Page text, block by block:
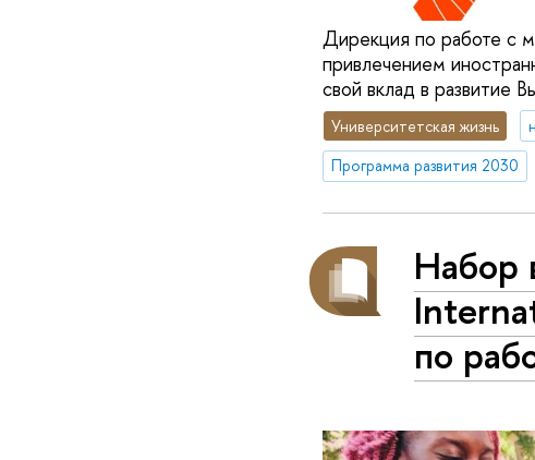
Дирекция по работе с
привлечением
свой вклад в развитие
Университетская жизнь
Программа развития 2030
Набор
по